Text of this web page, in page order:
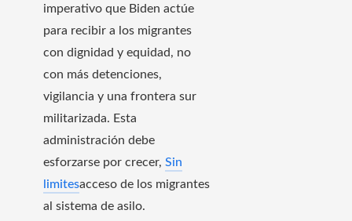
imperativo que Biden actúe
para recibir a los migrantes
con dignidad y equidad, no
con más detenciones,
vigilancia y una frontera sur
militarizada. Esta
administración debe
esforzarse por crecer, Sin
limitesacceso de los migrantes
al sistema de asilo.